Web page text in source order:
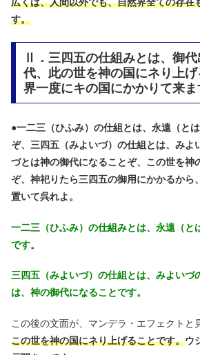
す。
Ⅱ．三四五の仕組みとは、御
代、此の世を神の国にネり上
界一度にキの国にかかりて来ま
●一二三（ひふみ）の仕組とは、永遠（と
ぞ、三四五（みよいづ）の仕組とは、みよ
づとは神の御代になることぞ、この世を神
ぞ、神祀りたら三四五の御用にかかるから
置いて呉れよ。
一二三（ひふみ）の仕組みとは、永遠（と
です。
三四五（みよいづ）の仕組とは、みよいづ
は、神の御代になることです。
この後の文面が、マンデラ・エフェクトと
この世を神の国にネり上げることです。ウ